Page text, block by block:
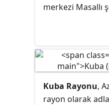
merkezi Masallı
Kuba Rayonu,
rayon olarak